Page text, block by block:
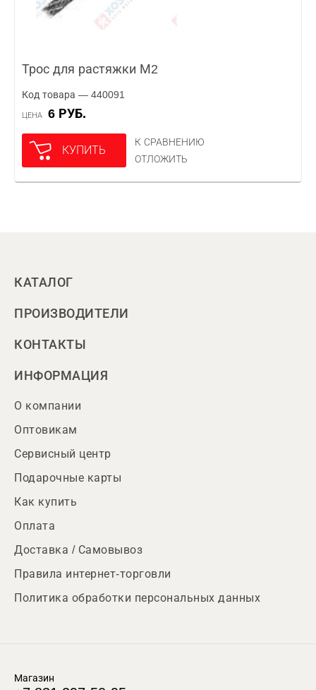
Трос для растяжки М2
Код товара — 440091
ЦЕНА 6 РУБ.
КУПИТЬ
К СРАВНЕНИЮ
ОТЛОЖИТЬ
КАТАЛОГ
ПРОИЗВОДИТЕЛИ
КОНТАКТЫ
ИНФОРМАЦИЯ
О компании
Оптовикам
Сервисный центр
Подарочные карты
Как купить
Оплата
Доставка / Самовывоз
Правила интернет-торговли
Политика обработки персональных данных
Магазин